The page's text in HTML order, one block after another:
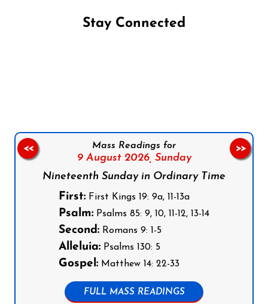
Stay Connected
Mass Readings for
9 August 2026, Sunday
Nineteenth Sunday in Ordinary Time
First: First Kings 19: 9a, 11-13a
Psalm: Psalms 85: 9, 10, 11-12, 13-14
Second: Romans 9: 1-5
Alleluia: Psalms 130: 5
Gospel: Matthew 14: 22-33
FULL MASS READINGS
<< >>